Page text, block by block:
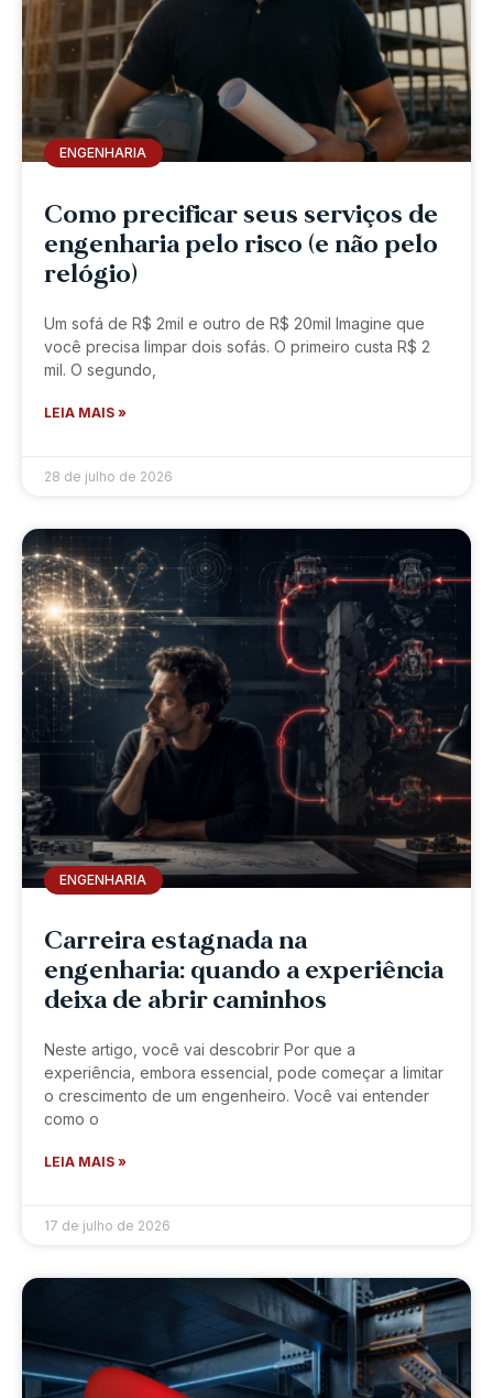
ENGENHARIA
Como precificar seus serviços de
engenharia pelo risco (e não pelo
relógio)
Um sofá de R$ 2mil e outro de R$ 20mil Imagine que
você precisa limpar dois sofás. O primeiro custa R$ 2
mil. O segundo,
LEIA MAIS »
28 de julho de 2026
ENGENHARIA
Carreira estagnada na
engenharia: quando a experiência
deixa de abrir caminhos
Neste artigo, você vai descobrir Por que a
experiência, embora essencial, pode começar a limitar
o crescimento de um engenheiro. Você vai entender
como o
LEIA MAIS »
17 de julho de 2026